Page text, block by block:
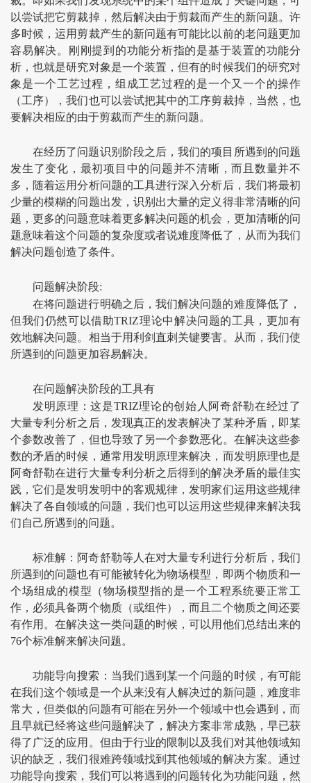
以尝试把它剪裁掉，然后解决由于剪裁而产生的新问题。许
多时候，运用剪裁产生的新问题有可能比以前的老问题更加
容易解决。刚刚提到的功能分析指的是基于装置的功能分
析，也就是研究对象是一个装置，但有的时候我们的研究对
象是一个工艺过程，组成工艺过程的是一个又一个的操作
（工序），我们也可以尝试把其中的工序剪裁掉，当然，也
要解决相应的由于剪裁而产生的新问题。
在经历了问题识别阶段之后，我们的项目所遇到的问题
发生了变化，最初项目中的问题并不清晰，而且数量并不
多，随着运用分析问题的工具进行深入分析后，我们将最初
少量的模糊的问题出发，识别出大量的定义得非常清晰的问
题，更多的问题意味着更多解决问题的机会，更加清晰的问
题意味着这个问题的复杂度或者说难度降低了，从而为我们
解决问题创造了条件。
问题解决阶段:
在将问题进行明确之后，我们解决问题的难度降低了，
但我们仍然可以借助TRIZ理论中解决问题的工具，更加有
效地解决问题。相当于用利剑直刺关键要害。从而，我们使
所遇到的问题更加容易解决。
在问题解决阶段的工具有
发明原理：这是TRIZ理论的创始人阿奇舒勒在经过了
大量专利分析之后，发现真正的发表解决了某种矛盾，即某
个参数改善了，但也导致了另一个参数恶化。在解决这些参
数的矛盾的时候，通常用发明原理来解决，而发明原理也是
阿奇舒勒在进行大量专利分析之后得到的解决矛盾的最佳实
践，它们是发明发明中的客观规律，发明家们运用这些规律
解决了各自领域的问题，我们也可以运用这些规律来解决我
们自己所遇到的问题。
标准解：阿奇舒勒等人在对大量专利进行分析后，我们
所遇到的问题也有可能被转化为物场模型，即两个物质和一
个场组成的模型（物场模型指的是一个工程系统要正常工
作，必须具备两个物质（或组件），而且二个物质之间还要
有作用。在解决这一类问题的时候，可以用他们总结出来的
76个标准解来解决问题。
功能导向搜索：当我们遇到某一个问题的时候，有可能
在我们这个领域是一个从来没有人解决过的新问题，难度非
常大，但类似的问题有可能在另外一个领域中也会遇到，而
且早就已经将这些问题解决了，解决方案非常成熟，早已获
得了广泛的应用。但由于行业的限制以及我们对其他领域知
识的缺乏，我们很难跨领域找到其他领域的解决方案。通过
功能导向搜索，我们可以将遇到的问题转化为功能问题，然